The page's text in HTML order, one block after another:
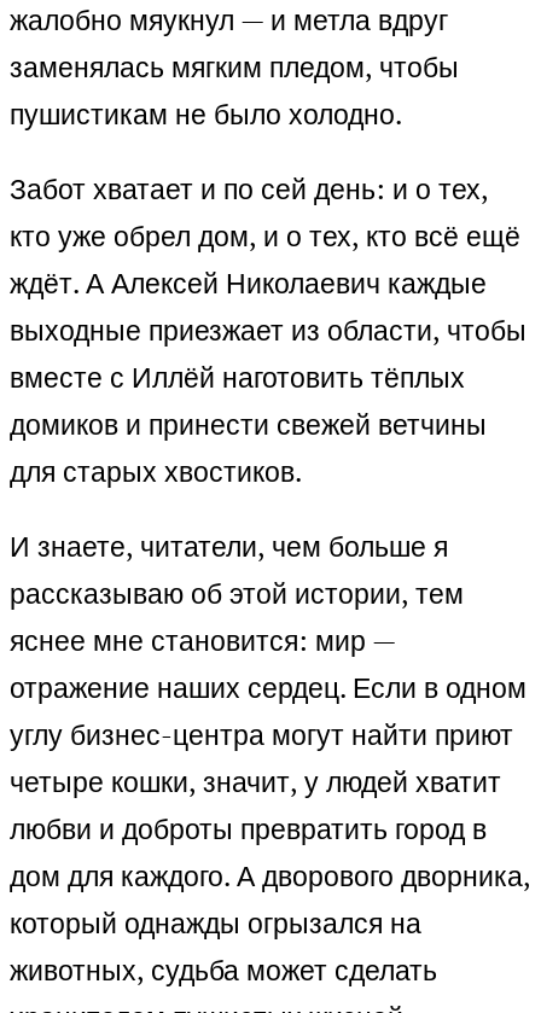
жалобно мяукнул — и метла вдруг
заменялась мягким пледом, чтобы
пушистикам не было холодно.
Забот хватает и по сей день: и о тех,
кто уже обрел дом, и о тех, кто всё ещё
ждёт. А Алексей Николаевич каждые
выходные приезжает из области, чтобы
вместе с Иллёй наготовить тёплых
домиков и принести свежей ветчины
для старых хвостиков.
И знаете, читатели, чем больше я
рассказываю об этой истории, тем
яснее мне становится: мир —
отражение наших сердец. Если в одном
углу бизнес-центра могут найти приют
четыре кошки, значит, у людей хватит
любви и доброты превратить город в
дом для каждого. А дворового дворника,
который однажды огрызался на
животных, судьба может сделать